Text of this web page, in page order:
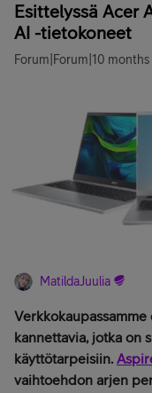
Esittelyssä Acer
AI -tietokoneet
Forum|Forum|10 months
MatildaJuulia
kannettavia, jotka on
käyttötarpeisiin.
vaihtoehdon arjen